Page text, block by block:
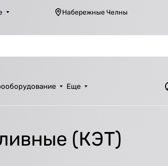
Набережные Челны
Еще
(КЭТ)